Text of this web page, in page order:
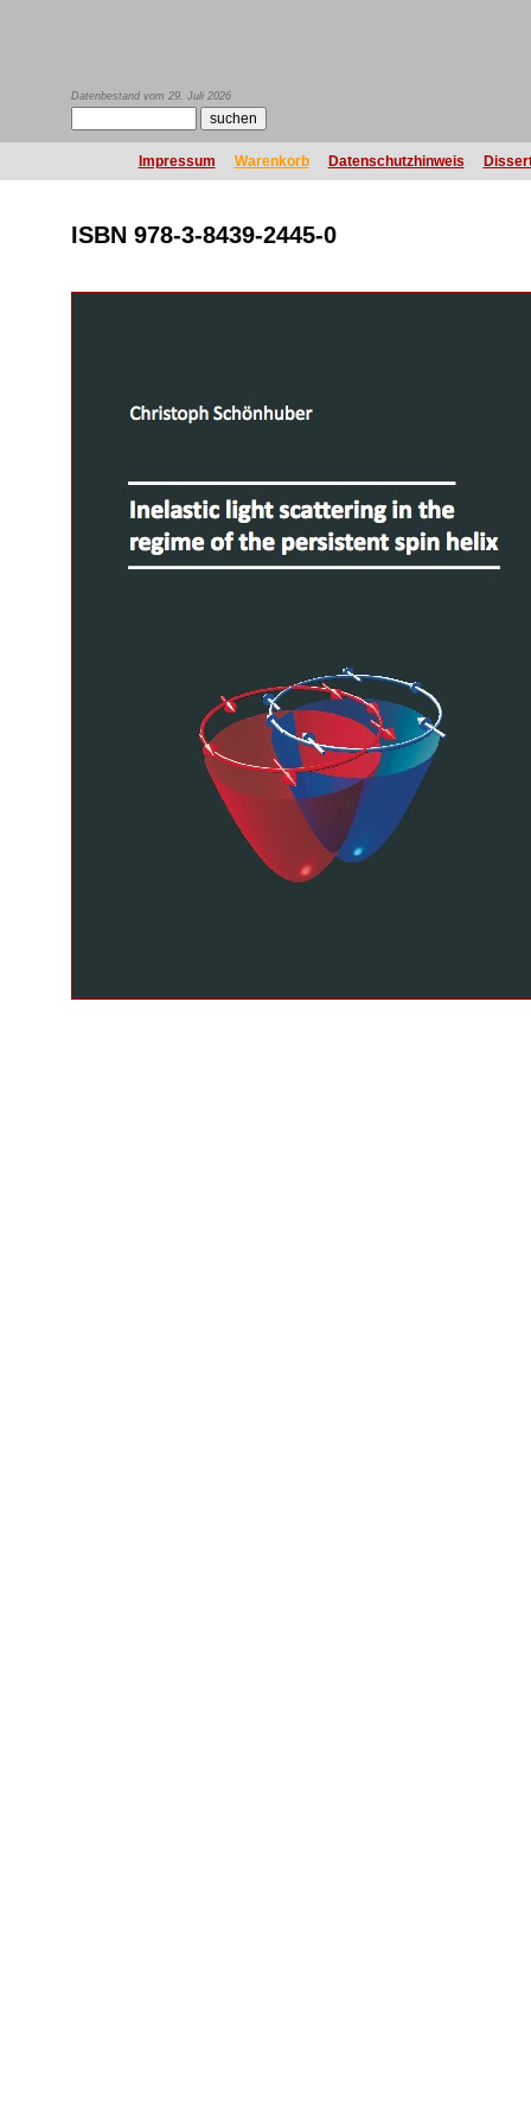
Datenbestand vom 29. Juli 2026
Impressum Warenkorb Datenschutzhinweis
ISBN 978-3-8439-2445-0